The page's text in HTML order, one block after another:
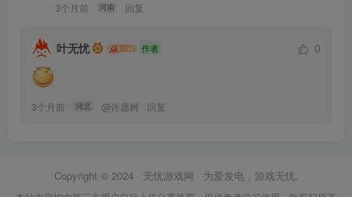
3个月前 河南 回复
叶无忧 作者 0
3个月前 河北 @许愿树 回复
Copyright © 2024 · 无忧游戏网 · 为爱发电，游戏无忧.